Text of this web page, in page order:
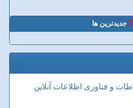
جدیدترین ها
و فناوری اطلاعات آنلاین